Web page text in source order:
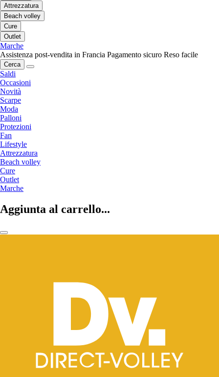
Attrezzatura
Beach volley
Cure
Outlet
Marche
Assistenza post-vendita in Francia Pagamento sicuro Reso facile
Cerca
Saldi
Occasioni
Novità
Scarpe
Moda
Palloni
Protezioni
Fan
Lifestyle
Attrezzatura
Beach volley
Cure
Outlet
Marche
Aggiunta al carrello...